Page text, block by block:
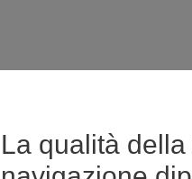
La qualità